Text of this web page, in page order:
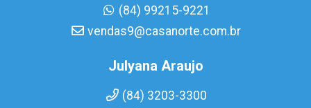
(84) 99215-9221
vendas9@casanorte.com.br
Julyana Araujo
(84) 3203-3300